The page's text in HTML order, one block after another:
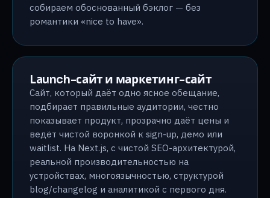
собираем обоснованный бэклог — без
романтики «nice to have».
Launch-сайт и маркетинг-сайт
Сайт, который даёт одно ясное обещание,
подбирает правильные аудитории, честно
показывает продукт, прозрачно даёт цены и
ведёт чистой воронкой к sign-up, демо или
waitlist. На Next.js, с чистой SEO-архитектурой,
реальной производительностью на
устройствах, многоязычностью, структурой
blog/changelog и аналитикой с первого дня.